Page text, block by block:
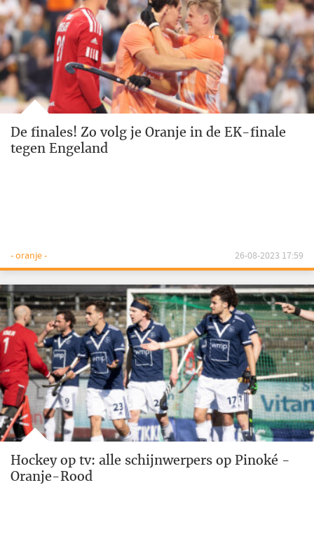
De finales! Zo volg je Oranje in de EK-finale
tegen Engeland
- oranje - 26-08-2023 17:59
Hockey op tv: alle schijnwerpers op Pinoké -
Oranje-Rood